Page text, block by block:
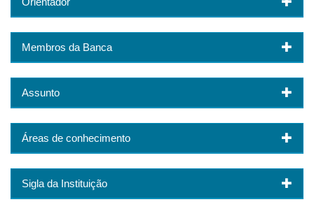
Membros da Banca
Assunto
Áreas de conhecimento
Sigla da Instituição